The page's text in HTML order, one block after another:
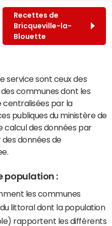
Recettes de
Bricqueville-la-
Blouette
service sont ceux des
communes dont les
par la
publiques du ministère de
calcul des données par
données de
population :
les communes
littoral dont la population
rapportent les différents